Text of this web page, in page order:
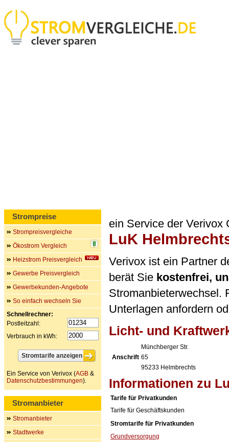
ein Service der Verivox
LuK
Verivox ist ein Partner
berät Sie kostenfrei,
Stromanbieterwechsel.
Unterlagen anfordern
Licht- und
Anschrift
Münchberger Str.
65
95233 Helmbrechts
Informationen zu
Tarife für Privatkunden
Tarife für Geschäftskunden
Stromtarife für Privatkunden
Grundversorgung
Strompreise
Strompreisvergleiche
Ökostrom Vergleich
Heizstrom Preisvergleich
Gewerbe Preisvergleich
Gewerbekunden-Angebote
So einfach wechseln Sie
Schnellrechner:
Postleitzahl:
Verbrauch in kWh:
Ein Service von Verivox (AGB &
Datenschutzbestimmungen).
Stromanbieter
Stromanbieter
Stadtwerke